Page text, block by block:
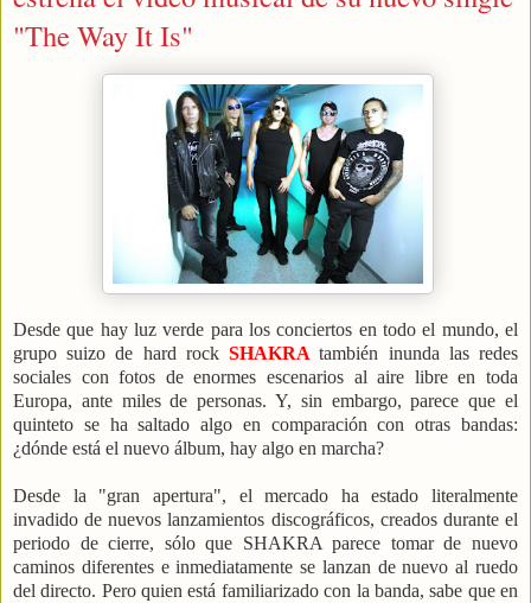
"The Way It Is"
Desde que hay luz verde para los conciertos en todo el mundo, el
grupo suizo de hard rockSHAKRAtambién inunda las redes
sociales con fotos de enormes escenarios al aire libre en toda
Europa, ante miles de personas. Y, sin embargo, parece que el
quinteto se ha saltado algo en comparación con otras bandas:
¿dónde está el nuevo álbum, hay algo en marcha?
Desde la "gran apertura", el mercado ha estado literalmente
invadido de nuevos lanzamientos discográficos, creados durante el
periodo de cierre, sólo que SHAKRA parece tomar de nuevo
caminos diferentes e inmediatamente se lanzan de nuevo al ruedo
del directo. Pero quien está familiarizado con la banda, sabe que en